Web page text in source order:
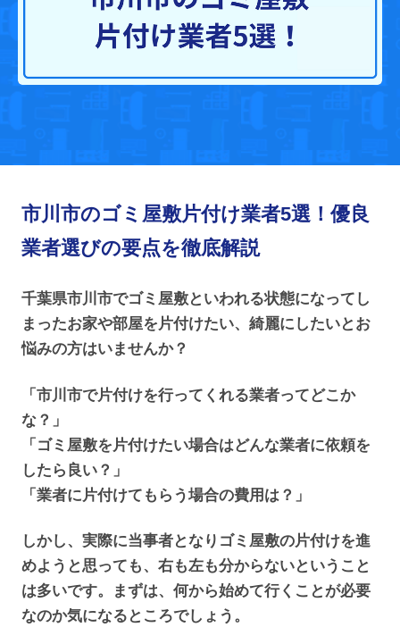
市川市のゴミ屋敷片付け業者5選！優良
業者選びの要点を徹底解説
千葉県市川市でゴミ屋敷といわれる状態になってし
まったお家や部屋を片付けたい、綺麗にしたいとお
悩みの方はいませんか？
「市川市で片付けを行ってくれる業者ってどこか
な？」
「ゴミ屋敷を片付けたい場合はどんな業者に依頼を
したら良い？」
「業者に片付けてもらう場合の費用は？」
しかし、実際に当事者となりゴミ屋敷の片付けを進
めようと思っても、右も左も分からないということ
は多いです。まずは、何から始めて行くことが必要
なのか気になるところでしょう。